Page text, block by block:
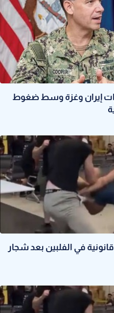
إيران وغزة وسط ضغوط
في الفلبين بعد شجار